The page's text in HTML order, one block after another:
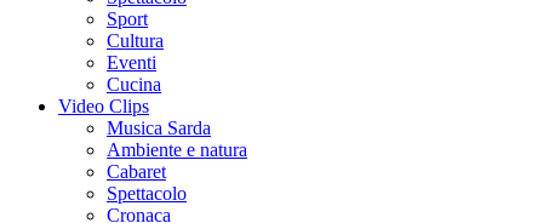
Sport
Cultura
Eventi
Cucina
Video Clips
Musica Sarda
Ambiente e natura
Cabaret
Spettacolo
Cronaca